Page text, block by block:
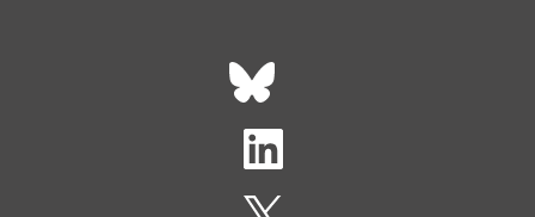
Réseaux sociaux footer